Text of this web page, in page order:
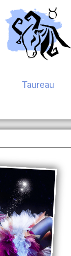
Taureau